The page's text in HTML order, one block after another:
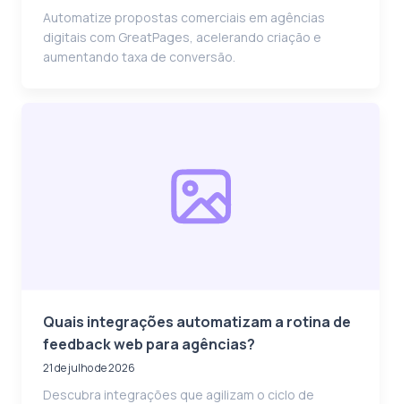
Automatize propostas comerciais em agências
digitais com GreatPages, acelerando criação e
aumentando taxa de conversão.
Quais integrações automatizam a rotina de
feedback web para agências?
21 de julho de 2026
Descubra integrações que agilizam o ciclo de